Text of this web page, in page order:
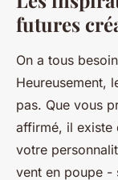
futures
On a tous
Heureusement,
pas. Que vous
affirmé, il existe
votre
vent en poupe -